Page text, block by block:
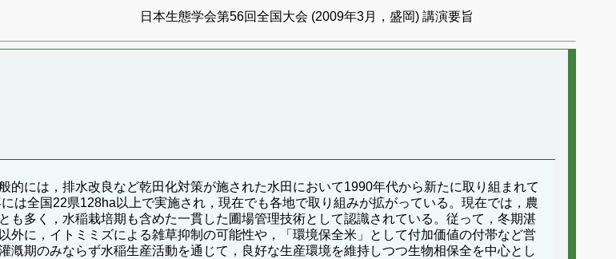
日本生態学会第56回全国大会 (2009年3月，盛岡) 講演要旨
的には，排水改良など乾田化対策が施された水田において1990年代から新たに取り組まれて
は全国22県128ha以上で実施され，現在でも各地で取り組みが拡がっている。現在では，農
多く，水稲栽培期も含めた一貫した圃場管理技術として認識されている。従って，冬期湛
に，イトミミズによる雑草抑制の可能性や，「環境保全米」として付加価値の付帯など営
期のみならず水稲生産活動を通じて，良好な生産環境を維持しつつ生物相保全を中心とし